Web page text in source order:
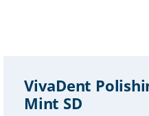
VivaDent
Mint SD